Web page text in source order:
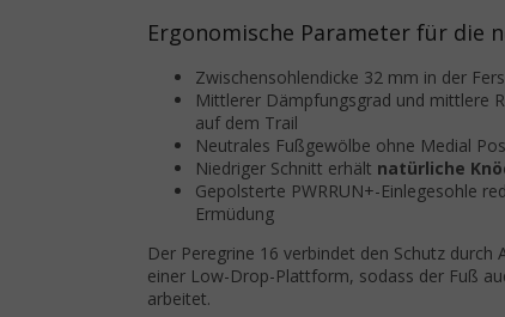
Ergonomische Parameter für die
Zwischensohlendicke 32 mm in der
Mittlerer Dämpfungsgrad und mittlere
auf dem Trail
Neutrales Fußgewölbe ohne Medial
Niedriger Schnitt erhält natürliche
Gepolsterte PWRRUN+-Einlegesohle
Ermüdung
Der Peregrine 16 verbindet den Schutz
einer Low-Drop-Plattform, sodass der Fuß
arbeitet.